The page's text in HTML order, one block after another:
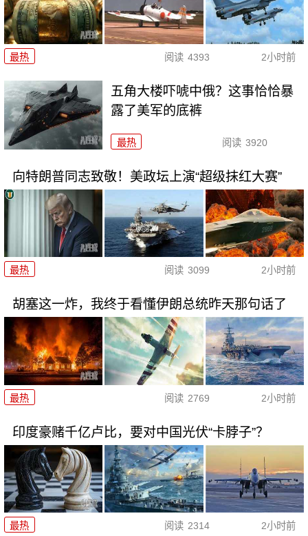
最热 阅读 4393 2小时前
五角大楼吓唬中俄？这事恰恰暴
露了美军的底裤
最热 阅读 3920
向特朗普同志致敬！美政坛上演“超级抹红大赛”
最热 阅读 3099 2小时前
胡塞这一炸，我终于看懂伊朗总统昨天那句话了
最热 阅读 2769 2小时前
印度豪赌千亿卢比，要对中国光伏“卡脖子”？
最热 阅读 2314 2小时前